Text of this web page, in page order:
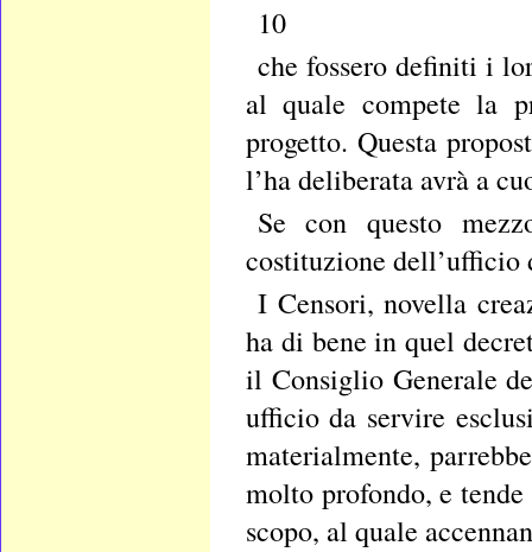
10
che fossero definiti i
al quale compete la
progetto. Questa
l’ha deliberata avrà a
Se con questo
costituzione dell’ufficio
I Censori, novella
ha di bene in quel
il Consiglio Generale
ufficio da servire
materialmente,
molto profondo, e
scopo, al quale